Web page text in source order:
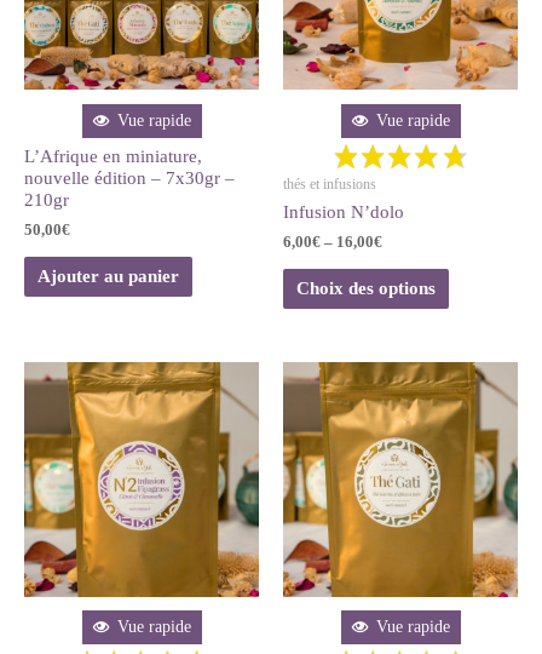
Vue rapide
L’Afrique en miniature,
nouvelle édition – 7x30gr –
210gr
50,00€
Ajouter au panier
Vue rapide
thés et infusions
Infusion N’dolo
6,00€ – 16,00€
Choix des options
Vue rapide Vue rapide